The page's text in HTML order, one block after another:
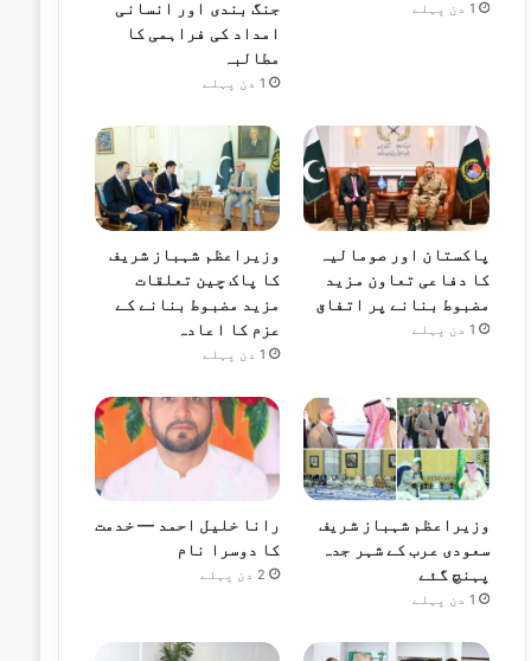
1 دن پہلے
جنگ بندی اور انسانی
امداد کی فراہمی کا
مطالبہ
1 دن پہلے
پاکستان اور صومالیہ
کا دفاعی تعاون مزید
مضبوط بنانے پر اتفاق
1 دن پہلے
وزیراعظم شہباز شریف
کا پاک چین تعلقات
مزید مضبوط بنانے کے
عزم کا اعادہ
1 دن پہلے
وزیراعظم شہباز شریف
سعودی عرب کے شہر جدہ
پہنچ گئے
1 دن پہلے
رانا خلیل احمد — خدمت
کا دوسرا نام
2 دن پہلے